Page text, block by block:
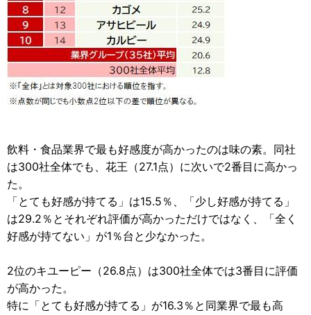
飲料・食品業界で最も好感度が高かったのは味の素。同社
は300社全体でも、花王（27.1点）に次いで2番目に高かっ
た。
「とても好感が持てる」は15.5％、「少し好感が持てる」
は29.2％とそれぞれ評価が高かっただけではなく、「全く
好感が持てない」が1％台と少なかった。
2位のキユーピー（26.8点）は300社全体では3番目に評価
が高かった。
特に「とても好感が持てる」が16.3％と同業界で最も高